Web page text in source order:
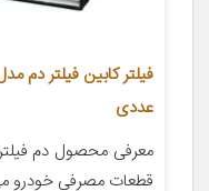
فیلتر کابین فیلتر دم
عددی
معرفی محصول دم
قطعات مصرفی خودرو